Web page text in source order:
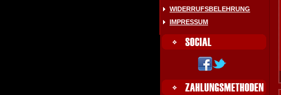
WIDERRUFSBELEHRUNG
IMPRESSUM